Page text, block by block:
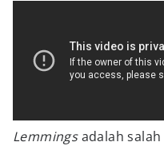
Lemmingsadalah